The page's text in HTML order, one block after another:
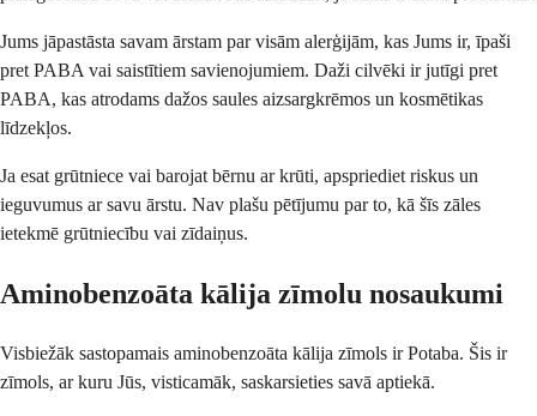
Jums jāpastāsta savam ārstam par visām alerģijām, kas Jums ir, īpaši
pret PABA vai saistītiem savienojumiem. Daži cilvēki ir jutīgi pret
PABA, kas atrodams dažos saules aizsargkrēmos un kosmētikas
līdzekļos.
Ja esat grūtniece vai barojat bērnu ar krūti, apspriediet riskus un
ieguvumus ar savu ārstu. Nav plašu pētījumu par to, kā šīs zāles
ietekmē grūtniecību vai zīdaiņus.
Aminobenzoāta kālija zīmolu nosaukumi
Visbiežāk sastopamais aminobenzoāta kālija zīmols ir Potaba. Šis ir
zīmols, ar kuru Jūs, visticamāk, saskarsieties savā aptiekā.